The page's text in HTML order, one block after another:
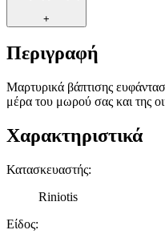
+
Περιγραφή
Μαρτυρικά βάπτισης
μέρα του μωρού σας και της
Χαρακτηριστικά
Κατασκευαστής:
Riniotis
Είδος: